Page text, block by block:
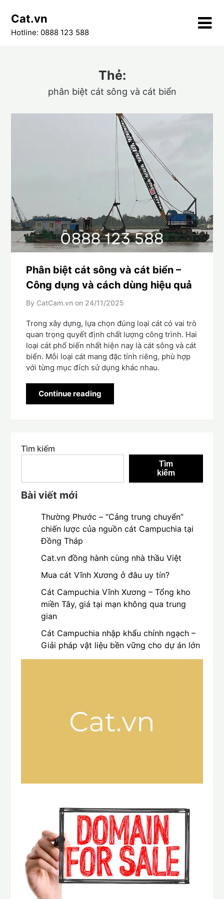
content
Cat.vn
Hotline: 0888 123 588
Thẻ:
phân biệt cát sông và cát biển
Phân biệt cát sông và cát biển –
Công dụng và cách dùng hiệu quả
By CatCam.vn on 24/11/2025
Trong xây dựng, lựa chọn đúng loại cát có vai trò
quan trọng quyết định chất lượng công trình. Hai
loại cát phổ biến nhất hiện nay là cát sông và cát
biển. Mỗi loại cát mang đặc tính riêng, phù hợp
với từng mục đích sử dụng khác nhau.
Continue reading
Tìm kiếm
Tìm
kiếm
Bài viết mới
Thường Phước – “Cảng trung chuyển”
chiến lược của nguồn cát Campuchia tại
Đồng Tháp
Cat.vn đồng hành cùng nhà thầu Việt
Mua cát Vĩnh Xương ở đâu uy tín?
Cát Campuchia Vĩnh Xương – Tổng kho
miền Tây, giá tại mạn không qua trung
gian
Cát Campuchia nhập khẩu chính ngạch –
Giải pháp vật liệu bền vững cho dự án lớn